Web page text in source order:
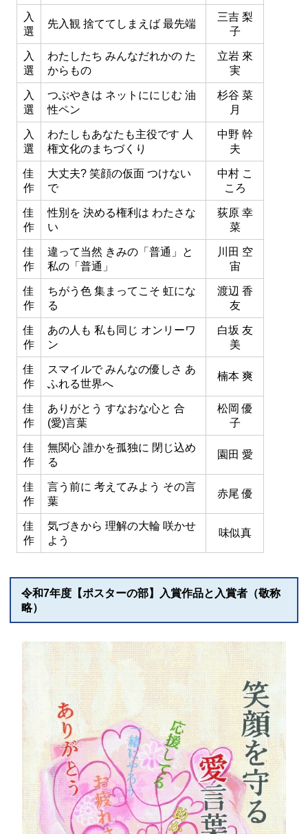
入
選
先入観 捨ててしまえば 最先端
三吉 梨
子
入
選
わたしたち みんなだれかの た
からもの
立岩 來
実
入
選
つぶやきは ネットににじむ 油
性ペン
杉谷 菜
月
入
選
わたしもあなたも主役です 人
権文化のまちづくり
中野 幹
夫
佳
作
大丈夫? 笑顔の仮面 つけない
で
中村 こ
ころ
佳
作
性別を 決める権利は わたさな
い
荻原 幸
菜
佳
作
違って当然 きみの「普通」と
私の「普通」
川田 空
宙
佳
作
ちがう色 集まってこそ 虹にな
る
渡辺 香
友
佳
作
あの人も 私も同じ オンリーワ
ン
白坂 友
美
佳
作
スマイルで みんなの優しさ あ
ふれる世界へ
楠本 爽
佳
作
ありがとう すなおな心と 合
(愛)言葉
松岡 優
子
佳
作
無関心 誰かを孤独に 閉じ込め
る
園田 愛
佳
作
言う前に 考えてみよう その言
葉
赤尾 優
佳
作
気づきから 理解の大輪 咲かせ
よう
味似真
令和7年度【ポスターの部】入賞作品と入賞者（敬称
略）